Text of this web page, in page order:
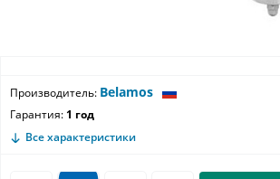
Производитель: Belamos
Гарантия: 1 год
Все характеристики